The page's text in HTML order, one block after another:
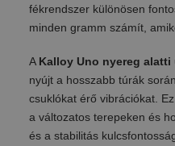
fékrendszer különösen
minden gramm számít,
A Kalloy Uno nyereg alatti
nyújt a hosszabb túrák
csuklókat érő vibrációkat.
a változatos terepeken és
és a stabilitás